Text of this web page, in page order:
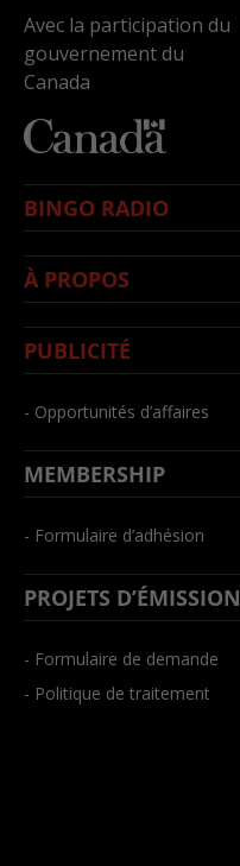
Avec la participation du
gouvernement du
Canada
BINGO RADIO
À PROPOS
PUBLICITÉ
- Opportunités d’affaires
MEMBERSHIP
- Formulaire d’adhésion
PROJETS D’ÉMISSION
- Formulaire de demande
- Politique de traitement